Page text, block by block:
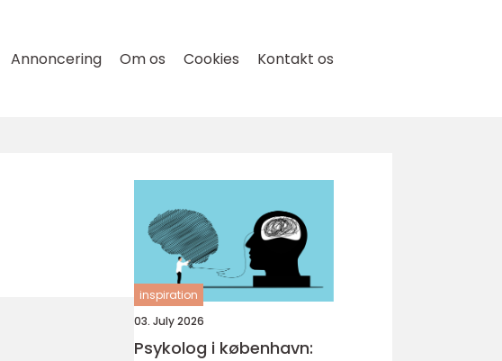
Annoncering Om os Cookies Kontakt os
inspiration
03. July 2026
Psykolog i københavn: